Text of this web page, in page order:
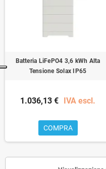
Batteria LiFePO4 3,6 kWh Alta
Tensione Solax IP65
1.036,13 € IVA escl.
COMPRA